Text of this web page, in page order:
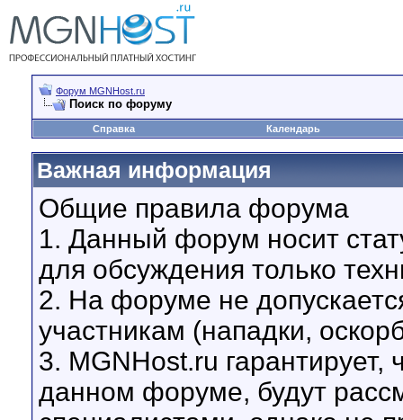
Форум MGNHost.ru
Поиск по форуму
Справка Календарь
Важная информация
Общие правила форума
1. Данный форум носит
для обсуждения только
2. На форуме не
участникам (нападки,
3. MGNHost.ru
данном форуме, будут